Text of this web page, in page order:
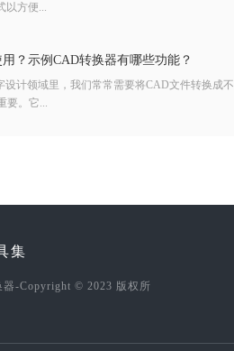
以方便...
？示例CAD转换器有哪些功能？
计领域里，我们常常需要将CAD文件转换成
要。它...
集
器-Copyright © 2023 版权所